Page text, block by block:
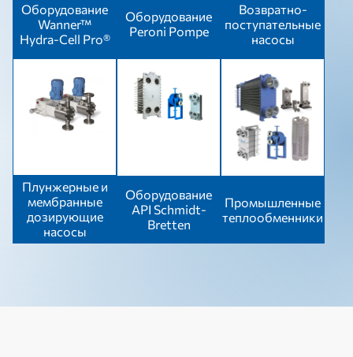
Оборудование
Wanner™
Hydra-Cell Pro®
Оборудование
Peroni Pompe
Возвратно-
поступательные
насосы
Плунжерные и
мембранные
дозирующие
насосы
Оборудование
API Schmidt-
Bretten
Промышленные
теплообменники